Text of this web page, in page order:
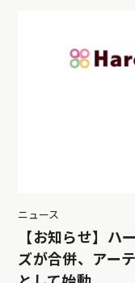
ニュース
【お知らせ】ハ
ズが合併、アー